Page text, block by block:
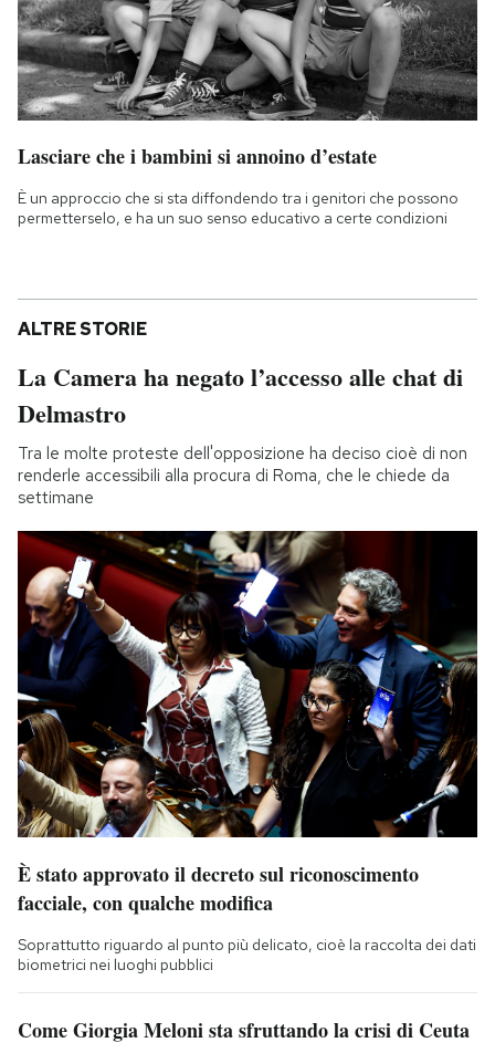
Lasciare che i bambini si annoino d’estate
È un approccio che si sta diffondendo tra i genitori che possono
permetterselo, e ha un suo senso educativo a certe condizioni
ALTRE STORIE
La Camera ha negato l’accesso alle chat di
Delmastro
Tra le molte proteste dell'opposizione ha deciso cioè di non
renderle accessibili alla procura di Roma, che le chiede da
settimane
È stato approvato il decreto sul riconoscimento
facciale, con qualche modifica
Soprattutto riguardo al punto più delicato, cioè la raccolta dei dati
biometrici nei luoghi pubblici
Come Giorgia Meloni sta sfruttando la crisi di Ceuta